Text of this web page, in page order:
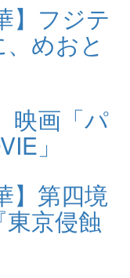
】フジテ
めおと
映画「パ
」
】第四境
京侵蝕